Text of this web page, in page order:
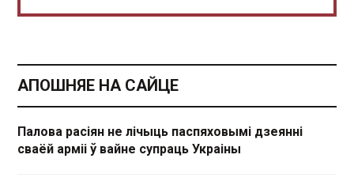
АПОШНЯЕ НА САЙЦЕ
Палова расіян не лічыць паспяховымі дзеянні
сваёй арміі ў вайне супраць Украіны